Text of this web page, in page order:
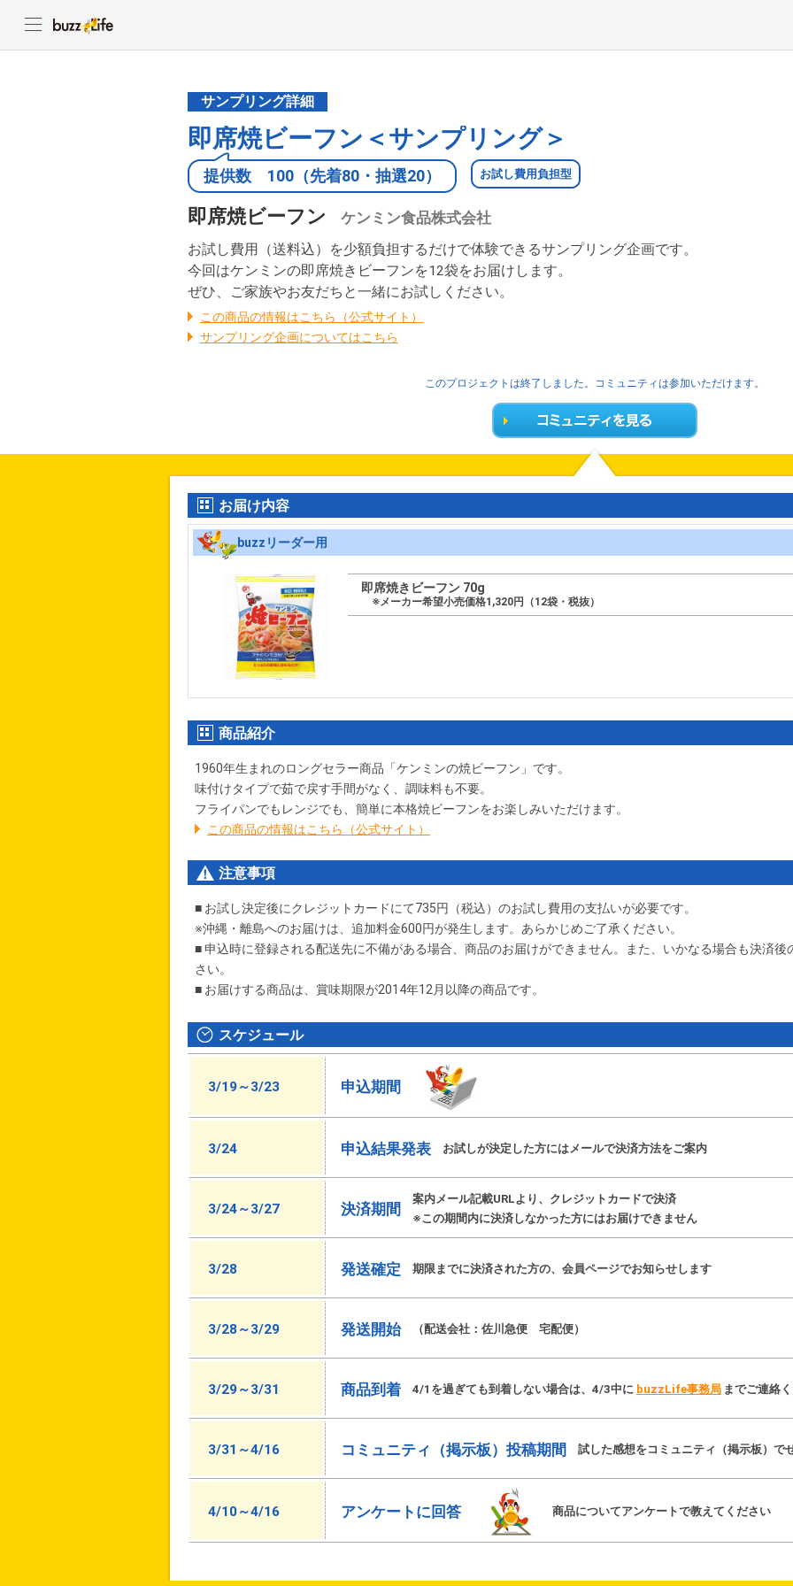
サンプリング詳細
即席焼ビーフン＜サンプリング＞
提供数 100（先着80・抽選20） お試し費用負担型
即席焼ビーフン ケンミン食品株式会社
お試し費用（送料込）を少額負担するだけで体験できるサンプリング企画です。
今回はケンミンの即席焼きビーフンを12袋をお届けします。
ぜひ、ご家族やお友だちと一緒にお試しください。
この商品の情報はこちら（公式サイト）
サンプリング企画についてはこちら
このプロジェクトは終了しました。コミュニティは参加いただけます。
お届け内容
buzzリーダー用
即席焼きビーフン 70g
※メーカー希望小売価格1,320円（12袋・税抜）
商品紹介
1960年生まれのロングセラー商品「ケンミンの焼ビーフン」です。
味付けタイプで茹で戻す手間がなく、調味料も不要。
フライパンでもレンジでも、簡単に本格焼ビーフンをお楽しみいただけます。
この商品の情報はこちら（公式サイト）
注意事項
■ お試し決定後にクレジットカードにて735円
（税込）のお試し費用の支払いが必要です。
※沖縄・離島へのお届けは、追加料金600円が発生します。あらかじめご了承ください。
■ 申込時に登録される配送先に不備がある場合、商品のお届けができません。また、いかなる場合も決済
さい。
■ お届けする商品は、賞味期限が2014年12月以降の商品です。
スケジュール
3/19～3/23 申込期間
3/24 申込結果発表 お試しが決定した方にはメールで決済方法をご案内
3/24～3/27 決済期間
案内メール記載URLより、クレジットカードで決済
※この期間内に決済しなかった方にはお届けできません
3/28 発送確定 期限までに決済された方の、会員ページでお知らせします
3/28～3/29 発送開始 （配送会社：佐川急便 宅配便）
3/29～3/31 商品到着 4/1を過ぎても到着しない場合は、4/3中に buzzLife事務局 までご連絡
3/31～4/16 コミュニティ（掲示板）投稿期間 試した感想をコミュニティ（掲示板）で
4/10～4/16 アンケートに回答 商品についてアンケートで教えてください